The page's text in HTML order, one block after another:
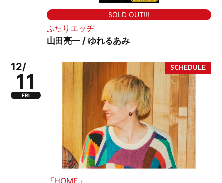
SOLD OUT!!!
ふたりエッヂ
山田亮一 / ゆれるあみ
12/
11
FRI
「HOME」